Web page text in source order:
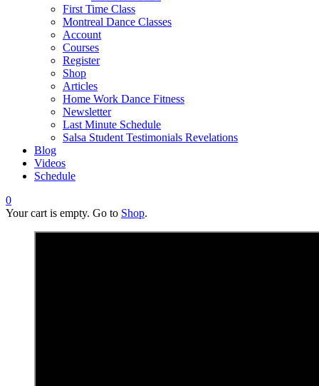
First Time Class
Montreal Dance Classes
Account
Courses
Register
Shop
Articles
Home Work Dance Fitness
Newsletter
Last Minute Schedule
Salsa Student Testimonials Revelations
Blog
Videos
Schedule
0
Your cart is empty. Go to Shop.